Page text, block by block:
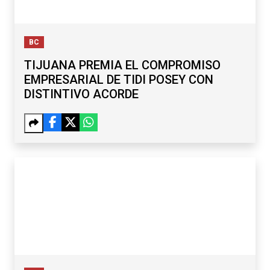
BC
TIJUANA PREMIA EL COMPROMISO
EMPRESARIAL DE TIDI POSEY CON
DISTINTIVO ACORDE